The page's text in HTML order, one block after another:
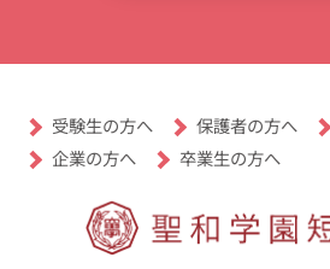
受験生の方へ 保護者の方へ
企業の方へ 卒業生の方へ